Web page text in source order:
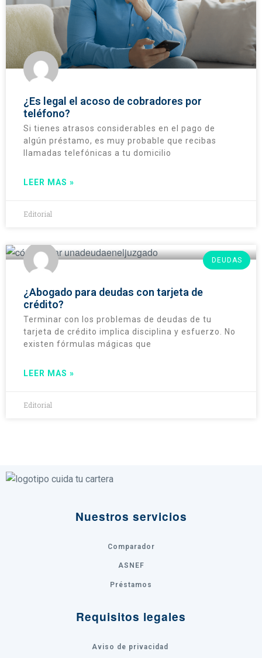
¿Es legal el acoso de cobradores por
teléfono?
Si tienes atrasos considerables en el pago de
algún préstamo, es muy probable que recibas
llamadas telefónicas a tu domicilio
LEER MAS »
Editorial
DEUDAS
¿Abogado para deudas con tarjeta de
crédito?
Terminar con los problemas de deudas de tu
tarjeta de crédito implica disciplina y esfuerzo. No
existen fórmulas mágicas que
LEER MAS »
Editorial
Nuestros servicios
Comparador
ASNEF
Préstamos
Requisitos legales
Aviso de privacidad